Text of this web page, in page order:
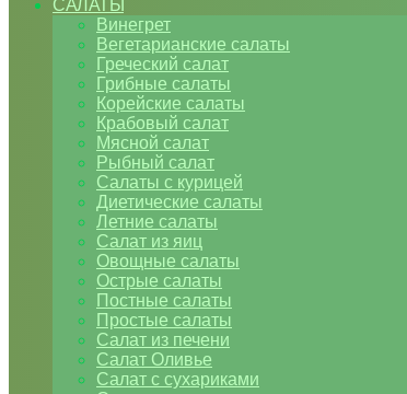
САЛАТЫ
Винегрет
Вегетарианские салаты
Греческий салат
Грибные салаты
Корейские салаты
Крабовый салат
Мясной салат
Рыбный салат
Салаты с курицей
Диетические салаты
Летние салаты
Салат из яиц
Овощные салаты
Острые салаты
Постные салаты
Простые салаты
Салат из печени
Салат Оливье
Салат с сухариками